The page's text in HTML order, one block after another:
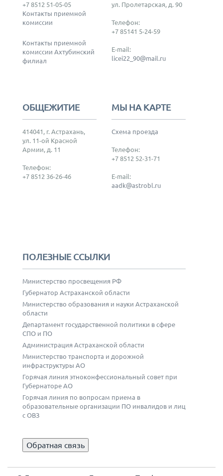
+7 8512 51-05-05
Контакты приемной
комиссии
Контакты приемной
комиссии Ахтубинский
филиал
ул. Пролетарская, д. 90
Телефон:
+7 85141 5-24-59
E-mail:
licei22_90@mail.ru
ОБЩЕЖИТИЕ
414041, г. Астрахань,
ул. 11-ой Красной
Армии, д. 11
Телефон:
+7 8512 36-26-46
МЫ НА КАРТЕ
Схема проезда
Телефон:
+7 8512 52-31-71
E-mail:
aadk@astrobl.ru
ПОЛЕЗНЫЕ ССЫЛКИ
Министерство просвещения РФ
Губернатор Астраханской области
Министерство образования и науки Астраханской
области
Департамент государственной политики в сфере
СПО и ПО
Администрация Астраханской области
Министерство транспорта и дорожной
инфраструктуры АО
Горячая линия этноконфессиональный совет при
Губернаторе АО
Горячая линия по вопросам приема в
образовательные организации ПО инвалидов и лиц
с ОВЗ
Обратная связь